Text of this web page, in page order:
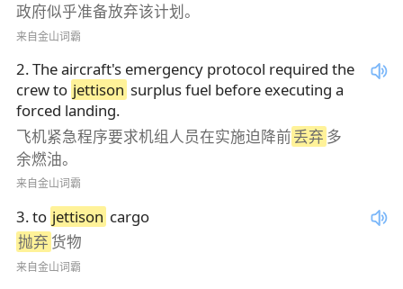
政府似乎准备放弃该计划。
来自金山词霸
2.The aircraft's emergency protocol required the
crew to jettison surplus fuel before executing a
forced landing.
飞机紧急程序要求机组人员在实施迫降前丢弃 多
余燃油。
来自金山词霸
3.to jettison cargo
抛弃 货物
来自金山词霸